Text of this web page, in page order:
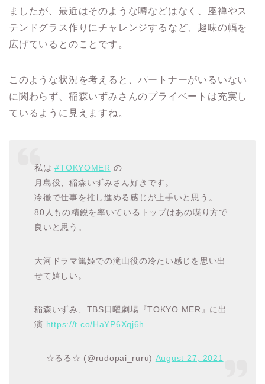
ましたが、最近はそのような噂などはなく、座禅やス
テンドグラス作りにチャレンジするなど、趣味の幅を
広げているとのことです。
このような状況を考えると、パートナーがいるいない
に関わらず、稲森いずみさんのプライベートは充実し
ているように見えますね。
私は#TOKYOMER の
月島役、稲森いずみさん好きです。
冷徹で仕事を推し進める感じが上手いと思う。
80人もの精鋭を率いているトップはあの喋り方で
良いと思う。
大河ドラマ篤姫での滝山役の冷たい感じを思い出
せて嬉しい。
稲森いずみ、TBS日曜劇場『TOKYO MER』に出
演 https://t.co/HaYP6Xqj6h
— ☆るる☆ (@rudopai_ruru) August 27, 2021